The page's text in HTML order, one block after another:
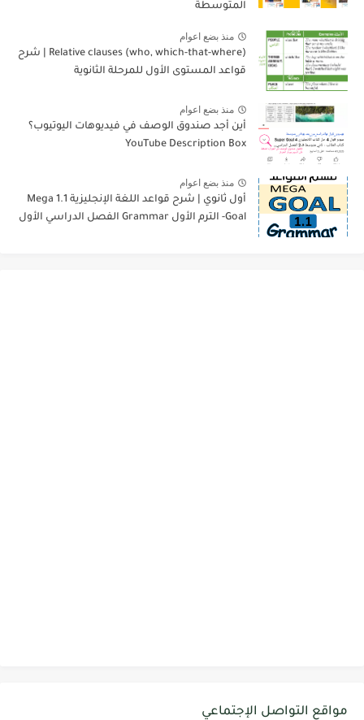
المتوسطة
منذ بضع اعوام
Relative clauses (who, which-that-where) | شرح
قواعد المستوى الأول للمرحلة الثانوية
منذ بضع اعوام
أين أجد صندوق الوصف في فيديوهات اليوتيوب؟
YouTube Description Box
منذ بضع اعوام
أول ثانوي | شرح قواعد اللغة الإنجليزية 1.1 Mega
Goal- الترم الأول Grammar الفصل الدراسي الأول
مواقع التواصل الإجتماعي